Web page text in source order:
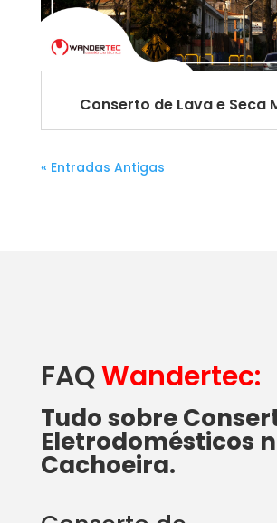
Conserto de Lava e Seca
« Entradas Antigas
FAQWandertec:
Tudo sobre
Eletrodomésticos
Cachoeira.